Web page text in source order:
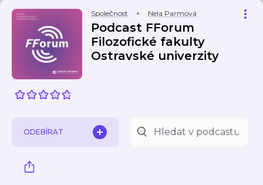
Společnost Nela Parmová
Podcast FForum
Filozofické fakulty
Ostravské univerzity
ODEBÍRAT